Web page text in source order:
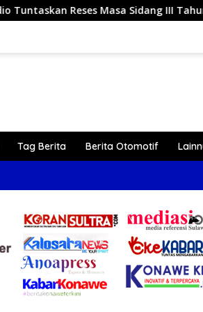
III Tahun 2026 di Dapil IV Konawe
Tag Berita Berita Otomotif